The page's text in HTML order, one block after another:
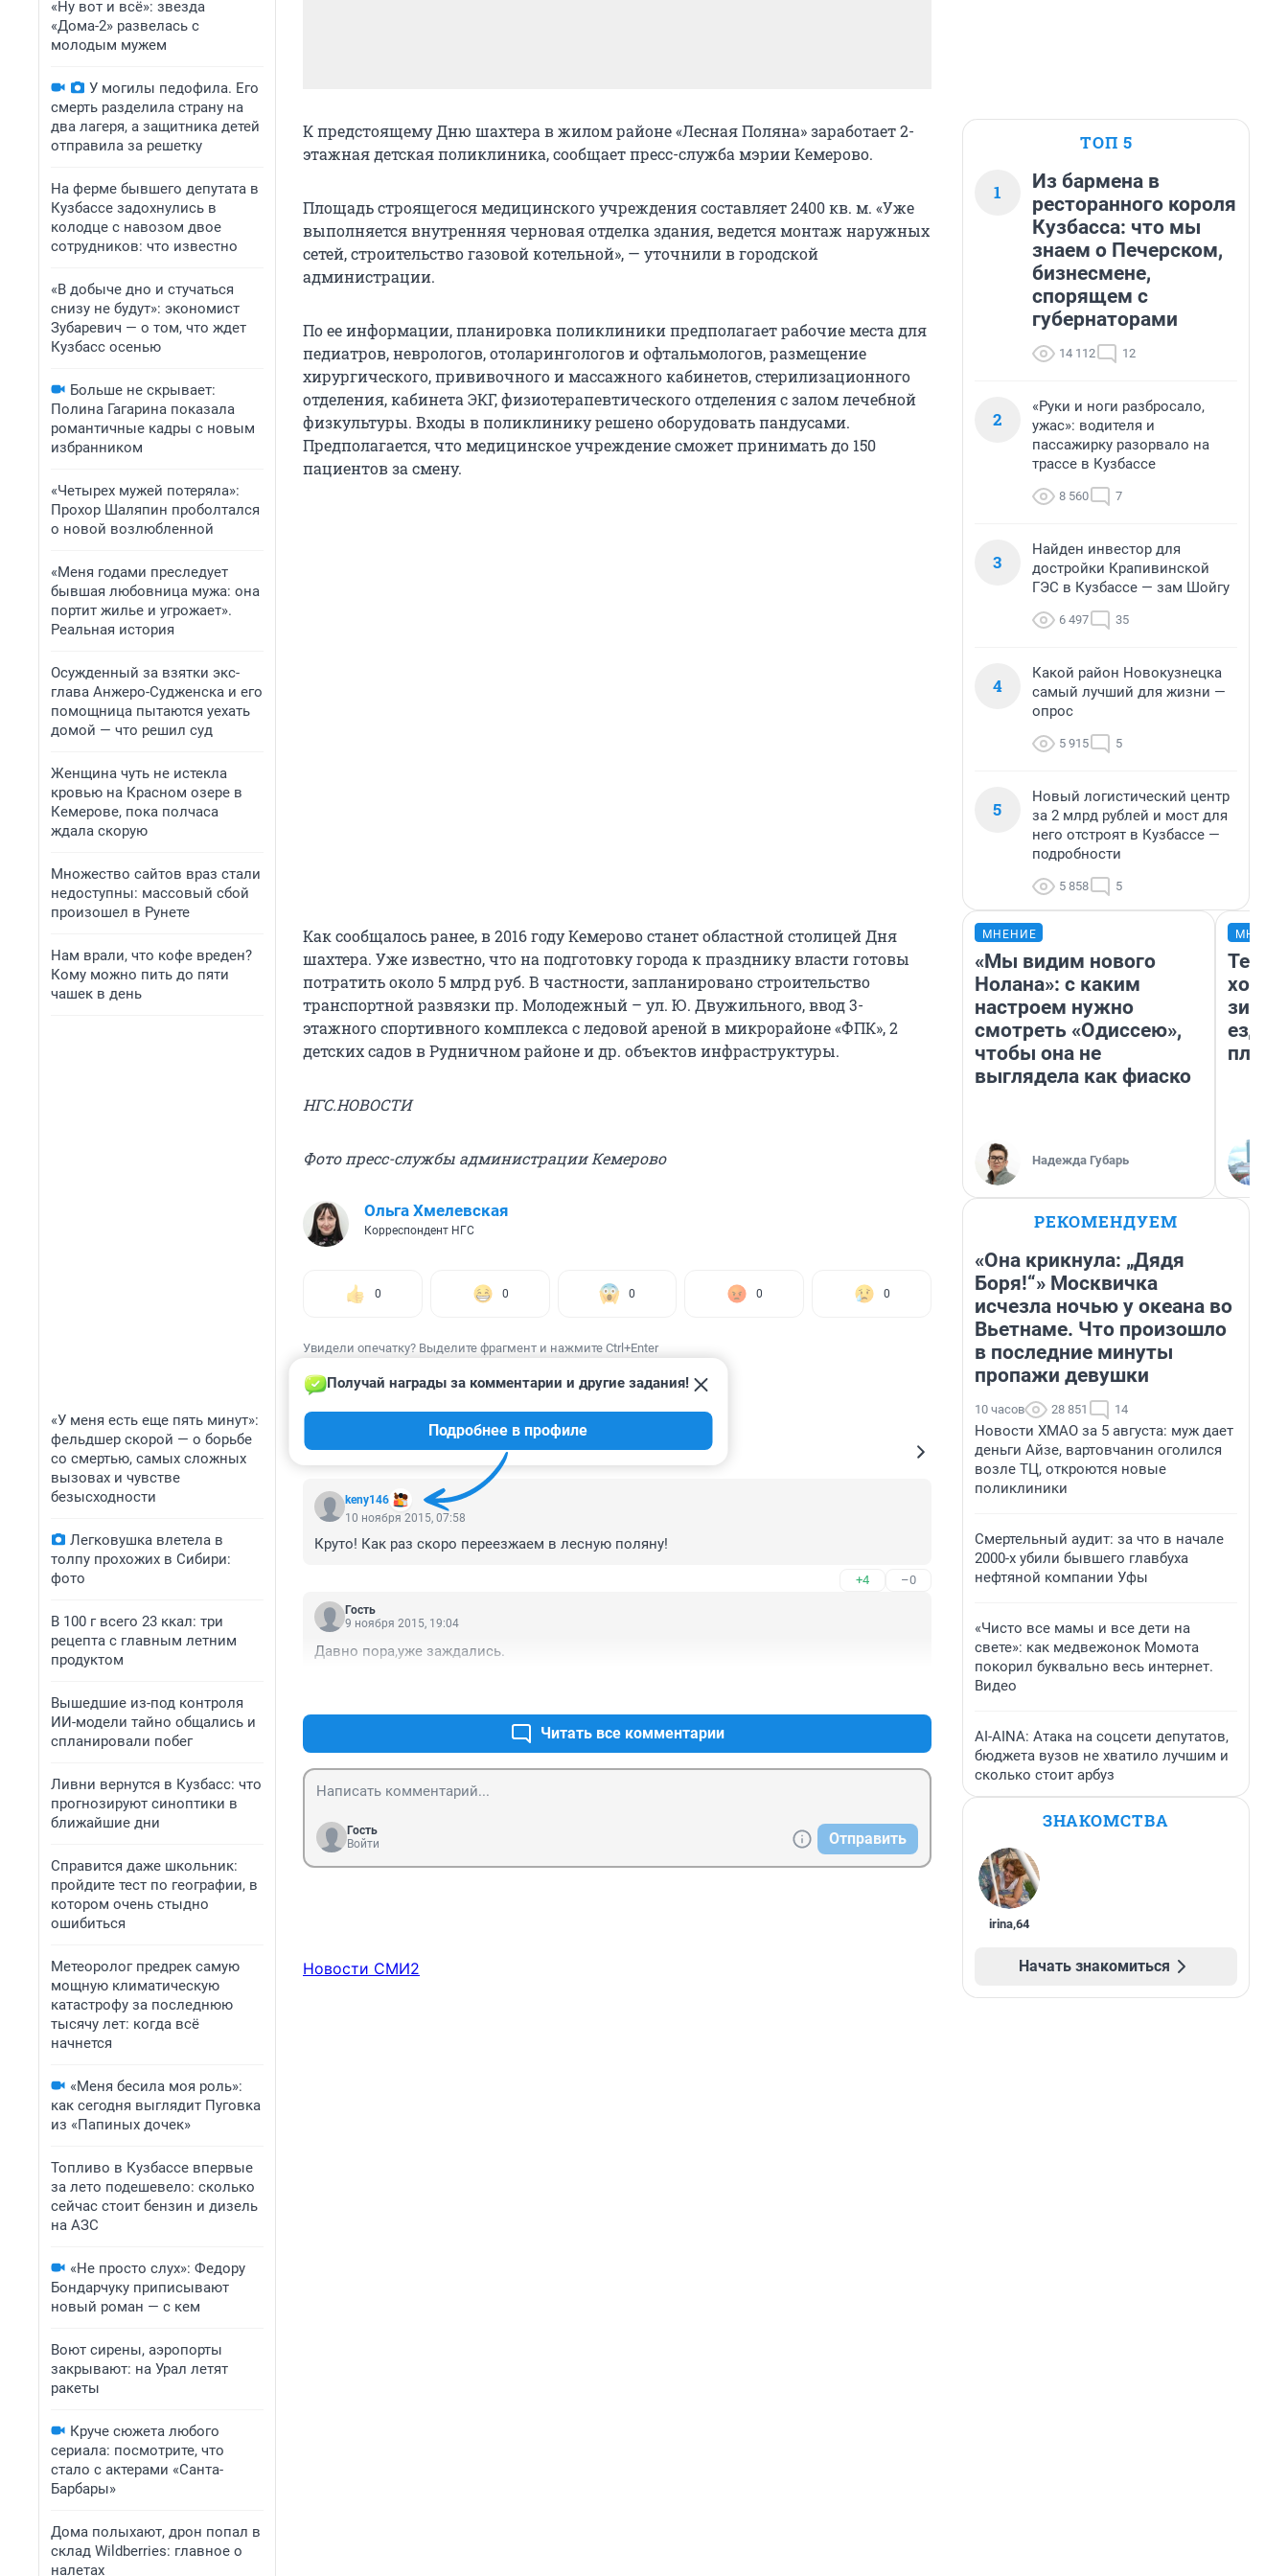
«Ну вот и всё»: звезда
«Дома-2» развелась с
молодым мужем
У могилы педофила. Его
смерть разделила страну на
два лагеря, а защитника детей
отправила за решетку
На ферме бывшего депутата в
Кузбассе задохнулись в
колодце с навозом двое
сотрудников: что известно
«В добыче дно и стучаться
снизу не будут»: экономист
Зубаревич — о том, что ждет
Кузбасс осенью
Больше не скрывает:
Полина Гагарина показала
романтичные кадры с новым
избранником
«Четырех мужей потеряла»:
Прохор Шаляпин проболтался
о новой возлюбленной
«Меня годами преследует
бывшая любовница мужа: она
портит жилье и угрожает».
Реальная история
Осужденный за взятки экс-
глава Анжеро-Судженска и его
помощница пытаются уехать
домой — что решил суд
Женщина чуть не истекла
кровью на Красном озере в
Кемерове, пока полчаса
ждала скорую
Множество сайтов враз стали
недоступны: массовый сбой
произошел в Рунете
Нам врали, что кофе вреден?
Кому можно пить до пяти
чашек в день
«У меня есть еще пять минут»:
фельдшер скорой — о борьбе
со смертью, самых сложных
вызовах и чувстве
безысходности
Легковушка влетела в
толпу прохожих в Сибири:
фото
В 100 г всего 23 ккал: три
рецепта с главным летним
продуктом
Вышедшие из-под контроля
ИИ-модели тайно общались и
спланировали побег
Ливни вернутся в Кузбасс: что
прогнозируют синоптики в
ближайшие дни
Справится даже школьник:
пройдите тест по географии, в
котором очень стыдно
ошибиться
Метеоролог предрек самую
мощную климатическую
катастрофу за последнюю
тысячу лет: когда всё
начнется
«Меня бесила моя роль»:
как сегодня выглядит Пуговка
из «Папиных дочек»
Топливо в Кузбассе впервые
за лето подешевело: сколько
сейчас стоит бензин и дизель
на АЗС
«Не просто слух»: Федору
Бондарчуку приписывают
новый роман — с кем
Воют сирены, аэропорты
закрывают: на Урал летят
ракеты
Круче сюжета любого
сериала: посмотрите, что
стало с актерами «Санта-
Барбары»
Дома полыхают, дрон попал в
склад Wildberries: главное о
налетах
К предстоящему Дню шахтера в жилом районе «Лесная Поляна» заработает 2-
этажная детская поликлиника, сообщает пресс-служба мэрии Кемерово.
Площадь строящегося медицинского учреждения составляет 2400 кв. м. «Уже
выполняется внутренняя черновая отделка здания, ведется монтаж наружных
сетей, строительство газовой котельной», — уточнили в городской
администрации.
По ее информации, планировка поликлиники предполагает рабочие места для
педиатров, неврологов, отоларингологов и офтальмологов, размещение
хирургического, прививочного и массажного кабинетов, стерилизационного
отделения, кабинета ЭКГ, физиотерапевтического отделения с залом лечебной
физкультуры. Входы в поликлинику решено оборудовать пандусами.
Предполагается, что медицинское учреждение сможет принимать до 150
пациентов за смену.
Как сообщалось ранее, в 2016 году Кемерово станет областной столицей Дня
шахтера. Уже известно, что на подготовку города к празднику власти готовы
потратить около 5 млрд руб. В частности, запланировано строительство
транспортной развязки пр. Молодежный – ул. Ю. Двужильного, ввод 3-
этажного спортивного комплекса с ледовой ареной в микрорайоне «ФПК», 2
детских садов в Рудничном районе и др. объектов инфраструктуры.
НГС.НОВОСТИ
Фото пресс-службы администрации Кемерово
Ольга Хмелевская
Корреспондент НГС
0 0 0 0 0
Увидели опечатку? Выделите фрагмент и нажмите Ctrl+Enter
КОММЕНТАРИИ 2
keny146
Получай награды за комментарии и другие задания!
Подробнее в профиле
10 ноября 2015, 07:58
Круто! Как раз скоро переезжаем в лесную поляну!
+4 –0
Гость
9 ноября 2015, 19:04
Давно пора,уже заждались.
Читать все комментарии
Гость
Войти
Отправить
Новости СМИ2
ТОП 5
1
Из бармена в
ресторанного короля
Кузбасса: что мы
знаем о Печерском,
бизнесмене,
спорящем с
губернаторами
14 112 12
2
«Руки и ноги разбросало,
ужас»: водителя и
пассажирку разорвало на
трассе в Кузбассе
8 560 7
3
Найден инвестор для
достройки Крапивинской
ГЭС в Кузбассе — зам Шойгу
6 497 35
4
Какой район Новокузнецка
самый лучший для жизни —
опрос
5 915 5
5
Новый логистический центр
за 2 млрд рублей и мост для
него отстроят в Кузбассе —
подробности
5 858 5
МНЕНИЕ
«Мы видим нового
Нолана»: с каким
настроем нужно
смотреть «Одиссею»,
чтобы она не
выглядела как фиаско
Надежда Губарь
ездит
РЕКОМЕНДУЕМ
«Она крикнула: „Дядя
Боря!“» Москвичка
исчезла ночью у океана во
Вьетнаме. Что произошло
в последние минуты
пропажи девушки
10 часов 28 851 14
Новости ХМАО за 5 августа: муж дает
деньги Айзе, вартовчанин оголился
возле ТЦ, откроются новые
поликлиники
Смертельный аудит: за что в начале
2000-х убили бывшего главбуха
нефтяной компании Уфы
«Чисто все мамы и все дети на
свете»: как медвежонок Момота
покорил буквально весь интернет.
Видео
AI-AINA: Атака на соцсети депутатов,
бюджета вузов не хватило лучшим и
сколько стоит арбуз
ЗНАКОМСТВА
irina,64
Начать знакомиться